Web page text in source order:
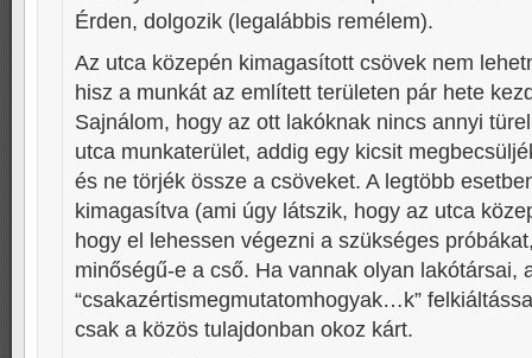
Érden, dolgozik (legalábbis remélem).
Az utca közepén kimagasított csövek nem
hisz a munkát az említett területen pár hete
Sajnálom, hogy az ott lakóknak nincs annyi
utca munkaterület, addig egy kicsit
és ne törjék össze a csöveket. A legtöbb
kimagasítva (ami úgy látszik, hogy az utca
hogy el lehessen végezni a szükséges
minőségű-e a cső. Ha vannak olyan lakótársai,
“csakazértismegmutatomhogyak…k”
csak a közös tulajdonban okoz kárt.